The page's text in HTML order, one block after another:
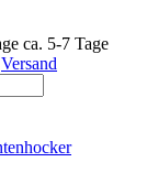
ca. 5-7 Tage
Versand